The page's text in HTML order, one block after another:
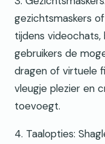
gezichtsmaskers
tijdens
gebruikers de
dragen of virtuele
vleugje plezier en
toevoegt.
4. Taalopties: